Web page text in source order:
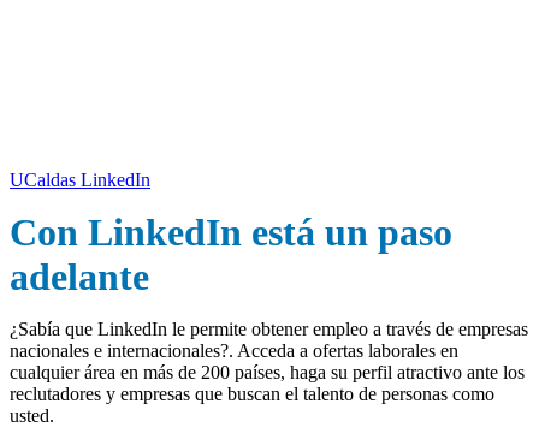
UCaldas LinkedIn
Con LinkedIn está un paso
adelante
¿Sabía que LinkedIn le permite obtener empleo a través de empresas
nacionales e internacionales?. Acceda a ofertas laborales en
cualquier área en más de 200 países, haga su perfil atractivo ante los
reclutadores y empresas que buscan el talento de personas como
usted.